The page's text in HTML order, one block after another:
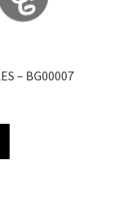
– BG00007